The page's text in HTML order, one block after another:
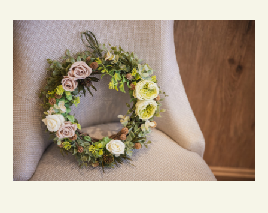
STORIES
ACCESS
CONTACT
DRESS&KIMONO